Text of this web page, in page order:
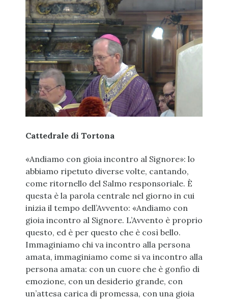
Cattedrale di Tortona
«Andiamo con gioia incontro al Signore»: lo
abbiamo ripetuto diverse volte, cantando,
come ritornello del Salmo responsoriale. È
questa è la parola centrale nel giorno in cui
inizia il tempo dell’Avvento: «Andiamo con
gioia incontro al Signore. L’Avvento è proprio
questo, ed è per questo che è così bello.
Immaginiamo chi va incontro alla persona
amata, immaginiamo come si va incontro alla
persona amata: con un cuore che è gonfio di
emozione, con un desiderio grande, con
un’attesa carica di promessa, con una gioia